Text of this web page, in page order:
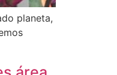
planeta,